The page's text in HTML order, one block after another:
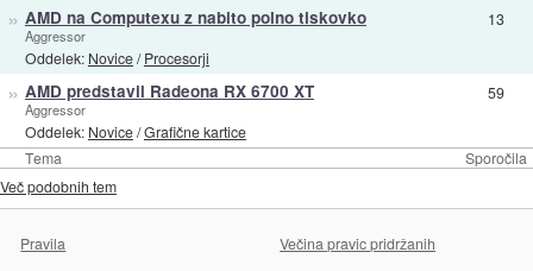
Tema Sporočila
» AMD na Computexu z nabito polno tiskovko
Aggressor
Oddelek: Novice/Procesorji
13
» AMD predstavil Radeona RX 6700 XT
Aggressor
Oddelek: Novice/Grafične kartice
59
Več podobnih tem
Pravila
Večina pravic pridržanih